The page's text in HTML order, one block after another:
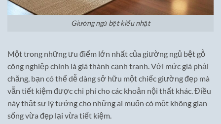
Giường ngủ bệt kiểu nhật
Một trong những ưu điểm lớn nhất của giường ngủ bệt gỗ
công nghiệp chính là giá thành cạnh tranh. Với mức giá phải
chăng, bạn có thể dễ dàng sở hữu một chiếc giường đẹp mà
vẫn tiết kiệm được chi phí cho các khoản nội thất khác. Điều
này thật sự lý tưởng cho những ai muốn có một không gian
sống vừa đẹp lại vừa tiết kiệm.